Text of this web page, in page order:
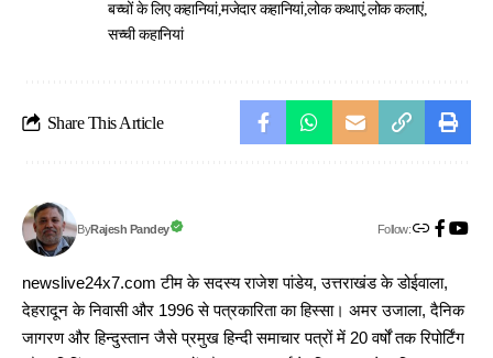
बच्चों के लिए कहानियां मजेदार कहानियां लोक कथाएं लोक कलाएं
सच्ची कहानियां
Share This Article
ByRajesh Pandey Follow:
newslive24x7.com टीम के सदस्य राजेश पांडेय, उत्तराखंड के डोईवाला,
देहरादून के निवासी और 1996 से पत्रकारिता का हिस्सा। अमर उजाला, दैनिक
जागरण और हिन्दुस्तान जैसे प्रमुख हिन्दी समाचार पत्रों में 20 वर्षों तक रिपोर्टिंग